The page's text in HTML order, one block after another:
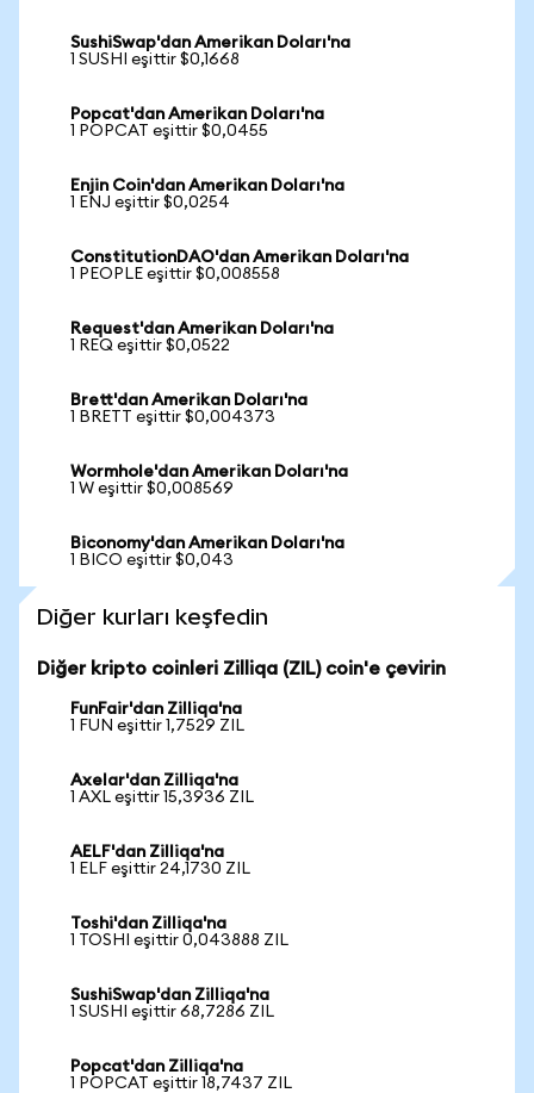
SushiSwap'dan Amerikan Doları'na
1 SUSHI eşittir $0,1668
Popcat'dan Amerikan Doları'na
1 POPCAT eşittir $0,0455
Enjin Coin'dan Amerikan Doları'na
1 ENJ eşittir $0,0254
ConstitutionDAO'dan Amerikan Doları'na
1 PEOPLE eşittir $0,008558
Request'dan Amerikan Doları'na
1 REQ eşittir $0,0522
Brett'dan Amerikan Doları'na
1 BRETT eşittir $0,004373
Wormhole'dan Amerikan Doları'na
1 W eşittir $0,008569
Biconomy'dan Amerikan Doları'na
1 BICO eşittir $0,043
Diğer kurları keşfedin
Diğer kripto coinleri Zilliqa (ZIL) coin'e çevirin
FunFair'dan Zilliqa'na
1 FUN eşittir 1,7529 ZIL
Axelar'dan Zilliqa'na
1 AXL eşittir 15,3936 ZIL
AELF'dan Zilliqa'na
1 ELF eşittir 24,1730 ZIL
Toshi'dan Zilliqa'na
1 TOSHI eşittir 0,043888 ZIL
SushiSwap'dan Zilliqa'na
1 SUSHI eşittir 68,7286 ZIL
Popcat'dan Zilliqa'na
1 POPCAT eşittir 18,7437 ZIL